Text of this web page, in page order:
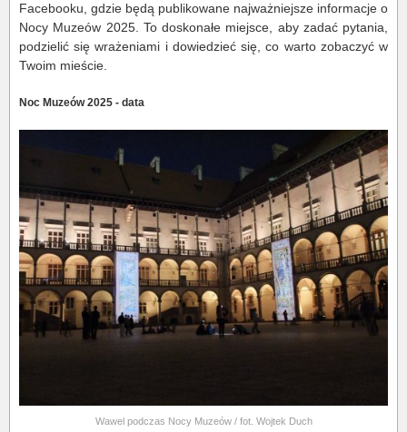
Facebooku, gdzie będą publikowane najważniejsze informacje o
Nocy Muzeów 2025. To doskonałe miejsce, aby zadać pytania,
podzielić się wrażeniami i dowiedzieć się, co warto zobaczyć w
Twoim mieście.
Noc Muzeów 2025 - data
Wawel podczas Nocy Muzeów / fot. Wojtek Duch